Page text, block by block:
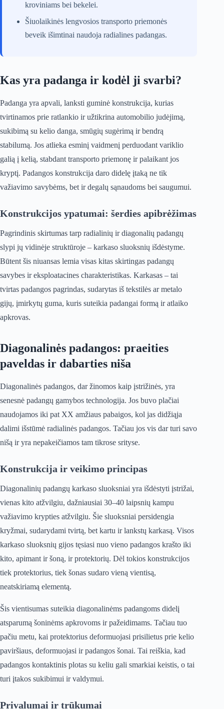
kroviniams bei bekelei.
Šiuolaikinės lengvosios transporto priemonės
beveik išimtinai naudoja radialines padangas.
Kas yra padanga ir kodėl ji svarbi?
Padanga yra apvali, lanksti guminė konstrukcija, kurias
tvirtinamos prie ratlankio ir užtikrina automobilio judėjimą,
sukibimą su kelio danga, smūgių sugėrimą ir bendrą
stabilumą. Jos atlieka esminį vaidmenį perduodant variklio
galią į kelią, stabdant transporto priemonę ir palaikant jos
kryptį. Padangos konstrukcija daro didelę įtaką ne tik
važiavimo savybėms, bet ir degalų sąnaudoms bei saugumui.
Konstrukcijos ypatumai: šerdies apibrėžimas
Pagrindinis skirtumas tarp radialinių ir diagonalių padangų
slypi jų vidinėje struktūroje – karkaso sluoksnių išdėstyme.
Būtent šis niuansas lemia visas kitas skirtingas padangų
savybes ir eksploatacines charakteristikas. Karkasas – tai
tvirtas padangos pagrindas, sudarytas iš tekstilės ar metalo
gijų, įmirkytų guma, kuris suteikia padangai formą ir atlaiko
apkrovas.
Diagonalinės padangos: praeities
paveldas ir dabarties niša
Diagonalinės padangos, dar žinomos kaip įstrižinės, yra
senesnė padangų gamybos technologija. Jos buvo plačiai
naudojamos iki pat XX amžiaus pabaigos, kol jas didžiąja
dalimi išstūmė radialinės padangos. Tačiau jos vis dar turi savo
nišą ir yra nepakeičiamos tam tikrose srityse.
Konstrukcija ir veikimo principas
Diagonalinių padangų karkaso sluoksniai yra išdėstyti įstrižai,
vienas kito atžvilgiu, dažniausiai 30–40 laipsnių kampu
važiavimo krypties atžvilgiu. Šie sluoksniai persidengia
kryžmai, sudarydami tvirtą, bet kartu ir lankstų karkasą. Visos
karkaso sluoksnių gijos tęsiasi nuo vieno padangos krašto iki
kito, apimant ir šoną, ir protektorių. Dėl tokios konstrukcijos
tiek protektorius, tiek šonas sudaro vieną vientisą,
neatskiriamą elementą.
Šis vientisumas suteikia diagonalinėms padangoms didelį
atsparumą šoninėms apkrovoms ir pažeidimams. Tačiau tuo
pačiu metu, kai protektorius deformuojasi prisilietus prie kelio
paviršiaus, deformuojasi ir padangos šonai. Tai reiškia, kad
padangos kontaktinis plotas su keliu gali smarkiai keistis, o tai
turi įtakos sukibimui ir valdymui.
Privalumai ir trūkumai